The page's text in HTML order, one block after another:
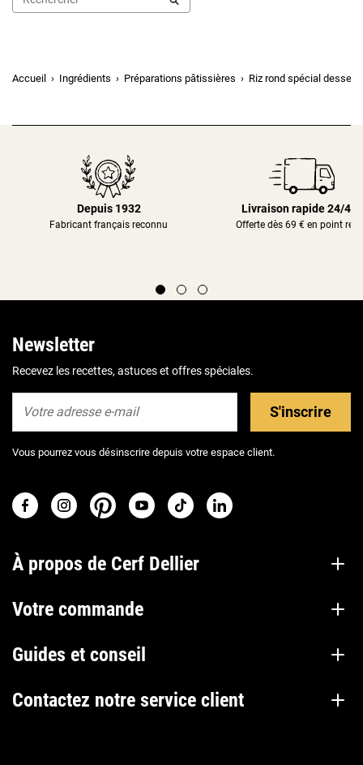
Accueil Ingrédients Préparations pâtissières Riz rond spécial
Depuis 1932
Fabricant français reconnu
Livraison rapide 24/48h
Offerte dès 69 € en point
Newsletter
Recevez les recettes, astuces et offres spéciales.
S'inscrire
Vous pourrez vous désinscrire depuis votre espace client.
À propos de Cerf Dellier
Votre commande
Guides et conseil
Contactez notre service client